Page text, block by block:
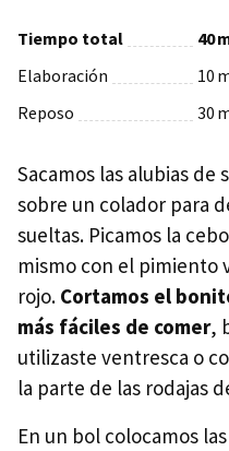
Tiempo total 40
Elaboración
10
Reposo
30
Sacamos las alubias de
sobre un colador para
sueltas. Picamos la
mismo con el pimiento
rojo. Cortamos el
más fáciles de comer,
utilizaste ventresca o
la parte de las rodajas
En un bol colocamos